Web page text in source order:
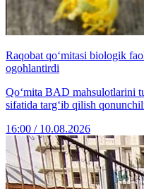
Raqobat qo‘mitasi biologik
ogohlantirdi
Qo‘mita BАD mahsulotlarini
sifatida targ‘ib qilish
16:00 / 10.08.2026